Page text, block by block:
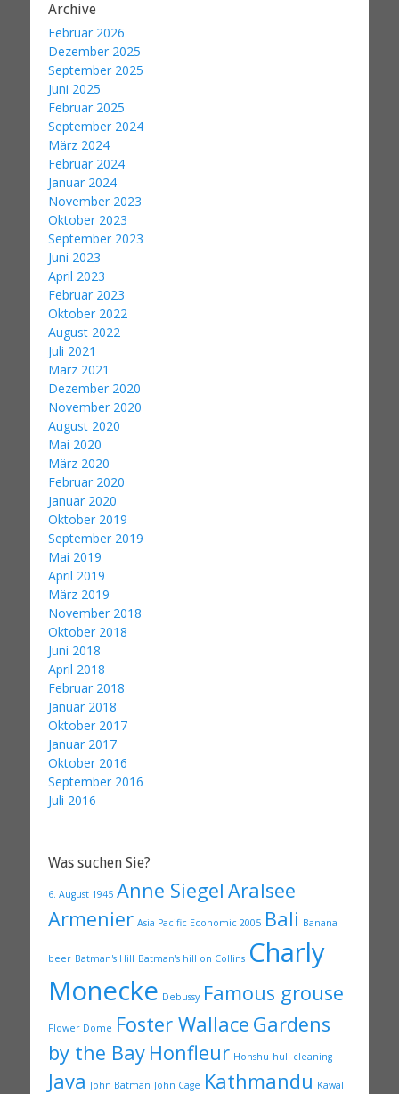
Archive
Februar 2026
Dezember 2025
September 2025
Juni 2025
Februar 2025
September 2024
März 2024
Februar 2024
Januar 2024
November 2023
Oktober 2023
September 2023
Juni 2023
April 2023
Februar 2023
Oktober 2022
August 2022
Juli 2021
März 2021
Dezember 2020
November 2020
August 2020
Mai 2020
März 2020
Februar 2020
Januar 2020
Oktober 2019
September 2019
Mai 2019
April 2019
März 2019
November 2018
Oktober 2018
Juni 2018
April 2018
Februar 2018
Januar 2018
Oktober 2017
Januar 2017
Oktober 2016
September 2016
Juli 2016
Was suchen Sie?
6. August 1945 Anne Siegel Aralsee
Armenier Asia Pacific Economic 2005 Bali Banana
beer Batman's Hill Batman's hill on Collins Charly
Monecke Debussy Famous grouse
Flower Dome Foster Wallace Gardens
by the Bay Honfleur Honshu hull cleaning
Java John Batman John Cage Kathmandu Kawal